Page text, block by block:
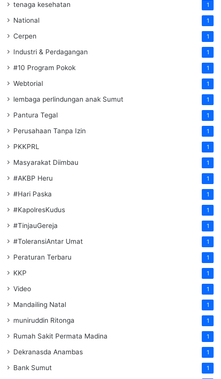
tenaga kesehatan 1
National 1
Cerpen 1
Industri & Perdagangan 1
#10 Program Pokok 1
Webtorial 1
lembaga perlindungan anak Sumut 1
Pantura Tegal 1
Perusahaan Tanpa Izin 1
PKKPRL 1
Masyarakat Diimbau 1
#AKBP Heru 1
#Hari Paska 1
#KapolresKudus 1
#TinjauGereja 1
#ToleransiAntar Umat 1
Peraturan Terbaru 1
KKP 1
Video 1
Mandailing Natal 1
muniruddin Ritonga 1
Rumah Sakit Permata Madina 1
Dekranasda Anambas 1
Bank Sumut 1